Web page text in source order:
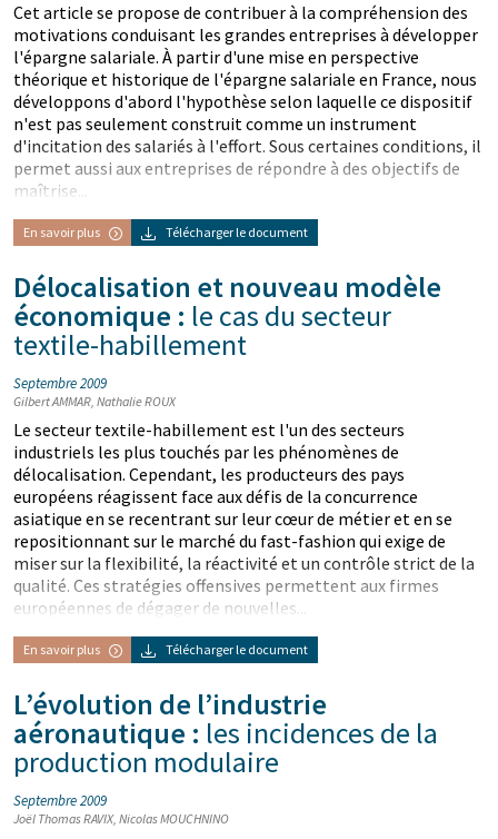
Cet article se propose de contribuer à la compréhension des
motivations conduisant les grandes entreprises à développer
l'épargne salariale. À partir d'une mise en perspective
théorique et historique de l'épargne salariale en France, nous
développons d'abord l'hypothèse selon laquelle ce dispositif
n'est pas seulement construit comme un instrument
d'incitation des salariés à l'effort. Sous certaines conditions, il
permet aussi aux entreprises de répondre à des objectifs de
maîtrise...
En savoir plus Télécharger le document
Délocalisation et nouveau modèle
économique : le cas du secteur
textile-habillement
Septembre 2009
Gilbert AMMAR, Nathalie ROUX
Le secteur textile-habillement est l'un des secteurs
industriels les plus touchés par les phénomènes de
délocalisation. Cependant, les producteurs des pays
européens réagissent face aux défis de la concurrence
asiatique en se recentrant sur leur cœur de métier et en se
repositionnant sur le marché du fast-fashion qui exige de
miser sur la flexibilité, la réactivité et un contrôle strict de la
qualité. Ces stratégies offensives permettent aux firmes
européennes de dégager de nouvelles...
En savoir plus Télécharger le document
L’évolution de l’industrie
aéronautique : les incidences de la
production modulaire
Septembre 2009
Joël Thomas RAVIX, Nicolas MOUCHNINO